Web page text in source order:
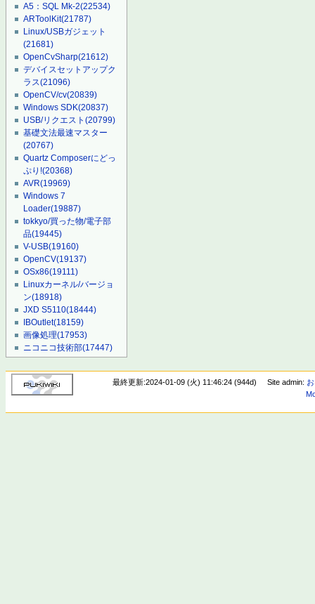
A5：SQL Mk-2(22534)
ARToolKit(21787)
Linux/USBガジェット
(21681)
OpenCvSharp(21612)
デバイスセットアップク
ラス(21096)
OpenCV/cv(20839)
Windows SDK(20837)
USB/リクエスト(20799)
基礎文法最速マスター
(20767)
Quartz Composerにどっ
ぷり!(20368)
AVR(19969)
Windows 7
Loader(19887)
tokkyo/買った物/電子部
品(19445)
V-USB(19160)
OpenCV(19137)
OSx86(19111)
Linuxカーネル/バージョ
ン(18918)
JXD S5110(18444)
IBOutlet(18159)
画像処理(17953)
ニコニコ技術部(17447)
最終更新:2024-01-09 (火) 11:46:24 (944d) Site admin: